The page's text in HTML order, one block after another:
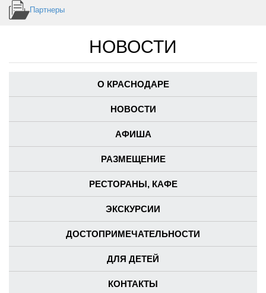
Партнеры
НОВОСТИ
О КРАСНОДАРЕ
НОВОСТИ
АФИША
РАЗМЕЩЕНИЕ
РЕСТОРАНЫ, КАФЕ
ЭКСКУРСИИ
ДОСТОПРИМЕЧАТЕЛЬНОСТИ
ДЛЯ ДЕТЕЙ
КОНТАКТЫ